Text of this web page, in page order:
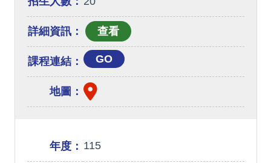
詳細資訊：
課程連結： GO
地圖：
年度： 115